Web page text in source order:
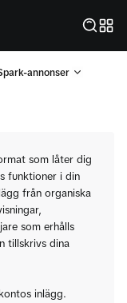
annonser
som låter dig
funktioner i din
från organiska
som erhålls
tillskrivs dina
inlägg.